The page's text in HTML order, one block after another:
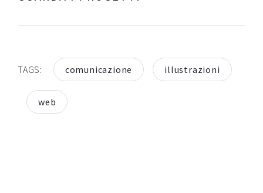
TAGS: comunicazione illustrazioni
web